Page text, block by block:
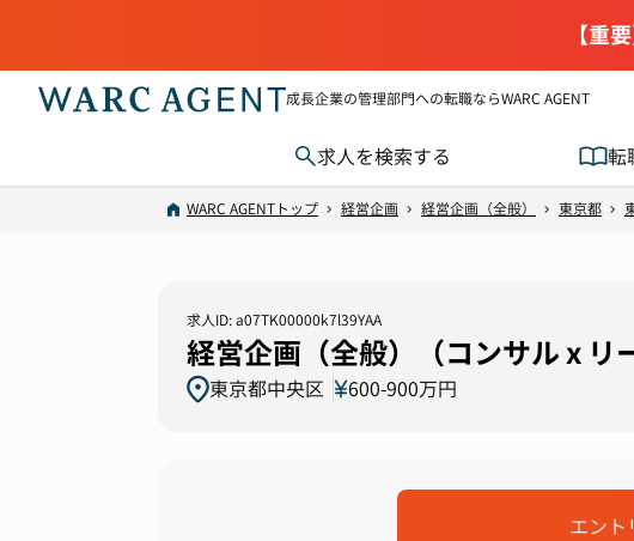
【重
成長企業の管理部門への転職ならWARC AGENT
求人を検索する 転
WARC AGENTトップ 経営企画 経営企画（全般） 東京都
求人ID: a07TK00000k7l39YAA
経営企画（全般）（コンサル x リ
東京都中央区 600-900万円
エント